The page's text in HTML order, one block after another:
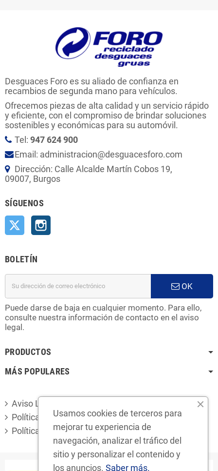
Desguaces Foro es su aliado de confianza en
recambios de segunda mano para vehículos.
Ofrecemos piezas de alta calidad y un servicio rápido
y eficiente, con el compromiso de brindar soluciones
sostenibles y económicas para su automóvil.
Tel: 947 624 900
Email: administracion@desguacesforo.com
Dirección: Calle Alcalde Martín Cobos 19,
09007, Burgos
SÍGUENOS
Twitter
BOLETÍN
OK
Puede darse de baja en cualquier momento. Para ello,
consulte nuestra información de contacto en el aviso
legal.
PRODUCTOS
MÁS POPULARES
Aviso Legal
Política de privacidad
Política de cookies
Usamos cookies de terceros para
mejorar tu experiencia de
navegación, analizar el tráfico del
sitio y personalizar el contenido y
los anuncios. Saber más.